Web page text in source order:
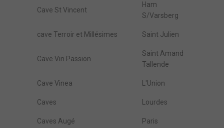
Cave St Vincent
Ham
S/Varsberg
cave Terroir et Millésimes Saint Julien
Cave Vin Passion
Saint Amand
Tallende
Cave Vinea L'Union
Caves Lourdes
Caves Augé Paris